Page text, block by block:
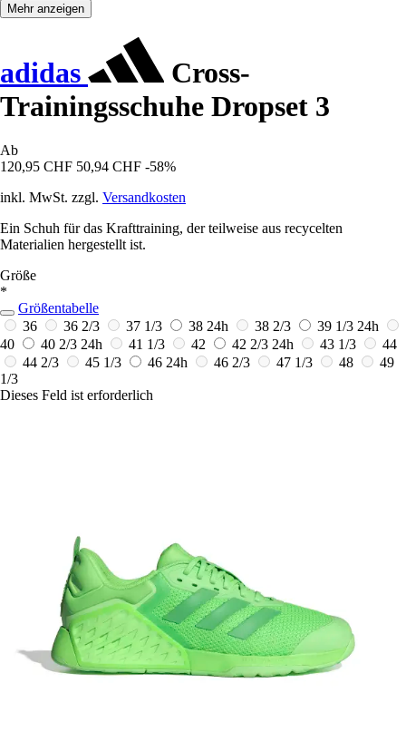
Mehr anzeigen
adidas
Cross-
Trainingsschuhe Dropset 3
Ab
120,95 CHF 50,94 CHF -58%
inkl. MwSt. zzgl. Versandkosten
Ein Schuh für das Krafttraining, der teilweise aus recycelten
Materialien hergestellt ist.
Größe
*
Größentabelle
36
36 2/3 37 1/3 38 24h 38 2/3 39 1/3 24h
40
40 2/3 24h 41 1/3 42 42 2/3 24h 43 1/3
44
44 2/3
45 1/3 46 24h 46 2/3 47 1/3 48
49
1/3
Dieses Feld ist erforderlich